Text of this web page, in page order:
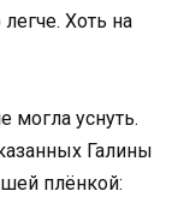
Хоть на
могла уснуть.
Галины
плёнкой: